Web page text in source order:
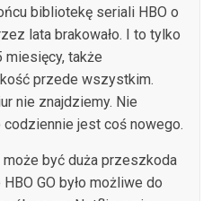
bibliotekę seriali HBO o
lata brakowało. I to tylko
miesięcy, także
przede wszystkim.
nie znajdziemy. Nie
jest coś nowego.
być duża przeszkoda
GO było możliwe do